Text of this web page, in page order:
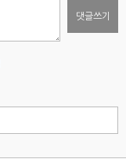
댓글쓰기